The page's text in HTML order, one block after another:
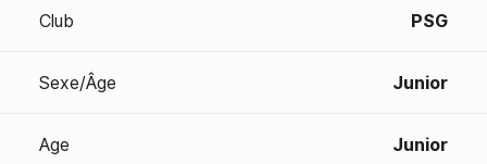
Club PSG
Sexe/Âge Junior
Age Junior